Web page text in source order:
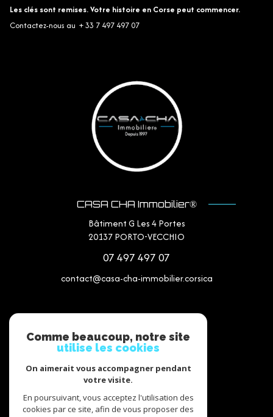
Les clés sont remises. Votre histoire en Corse peut commencer.
Contactez-nous au + 33 7 497 497 07
CASA CHA Immobilier®
Bâtiment G Les 4 Portes
20137PORTO-VECCHIO
07 497 497 07
contact@casa-cha-immobilier.corsica
Nous suivre
Comme beaucoup, notre site
utilise les cookies
On aimerait vous accompagner pendant
votre visite.
En poursuivant, vous acceptez l'utilisation des
cookies par ce site, afin de vous proposer des